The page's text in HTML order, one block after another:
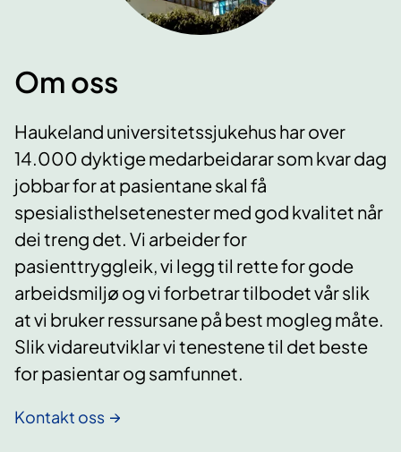
Om oss
Haukeland universitetssjukehus har over
14.000 dyktige medarbeidarar som kvar dag
jobbar for at pasientane skal få
spesialisthelsetenester med god kvalitet når
dei treng det. Vi arbeider for
pasienttryggleik, vi legg til rette for gode
arbeidsmiljø og vi forbetrar tilbodet vår slik
at vi bruker ressursane på best mogleg måte.
Slik vidareutviklar vi tenestene til det beste
for pasientar og samfunnet.
Kontakt oss